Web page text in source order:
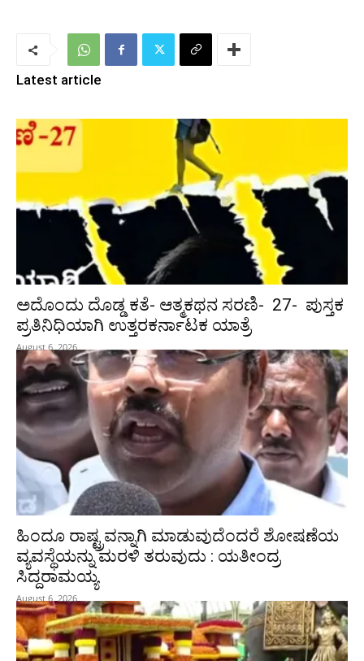
Latest article
ಅದೊಂದು ದೊಡ್ಡ ಕತೆ- ಆತ್ಮಕಥನ ಸರಣಿ- 27- ಪುಸ್ತಕ
ಪ್ರತಿನಿಧಿಯಾಗಿ ಉತ್ತರಕರ್ನಾಟಕ ಯಾತ್ರೆ
August 6, 2026
ಹಿಂದೂ ರಾಷ್ಟ್ರವನ್ನಾಗಿ ಮಾಡುವುದೆಂದರೆ ಶೋಷಣೆಯ
ವ್ಯವಸ್ಥೆಯನ್ನು ಮರಳಿ ತರುವುದು : ಯತೀಂದ್ರ
ಸಿದ್ದರಾಮಯ್ಯ
August 6, 2026